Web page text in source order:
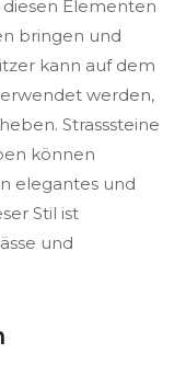
Elementen
bringen und
kann auf dem
werden,
Strasssteine
können
elegantes und
Stil ist
und